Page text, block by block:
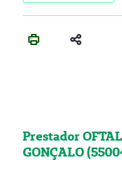
Prestador
GONÇALO